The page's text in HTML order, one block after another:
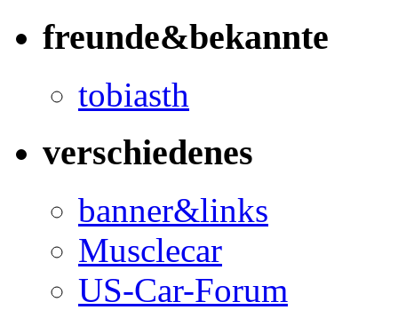
freunde&bekannte
tobiasth
verschiedenes
banner&links
Musclecar
US-Car-Forum